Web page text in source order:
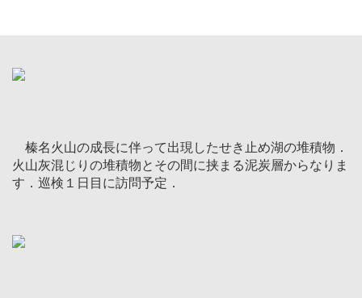
榛名火山の成長に伴って出現したせき止め湖の堆積物．
火山灰混じりの堆積物とその間に挟まる泥炭層からなりま
す．巡検１日目に訪問予定．